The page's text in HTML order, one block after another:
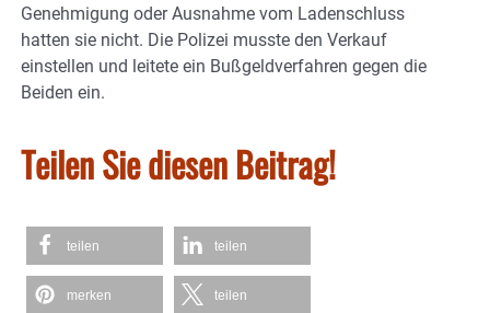
Genehmigung oder Ausnahme vom Ladenschluss
hatten sie nicht. Die Polizei musste den Verkauf
einstellen und leitete ein Bußgeldverfahren gegen die
Beiden ein.
Teilen Sie diesen Beitrag!
teilen teilen
merken teilen